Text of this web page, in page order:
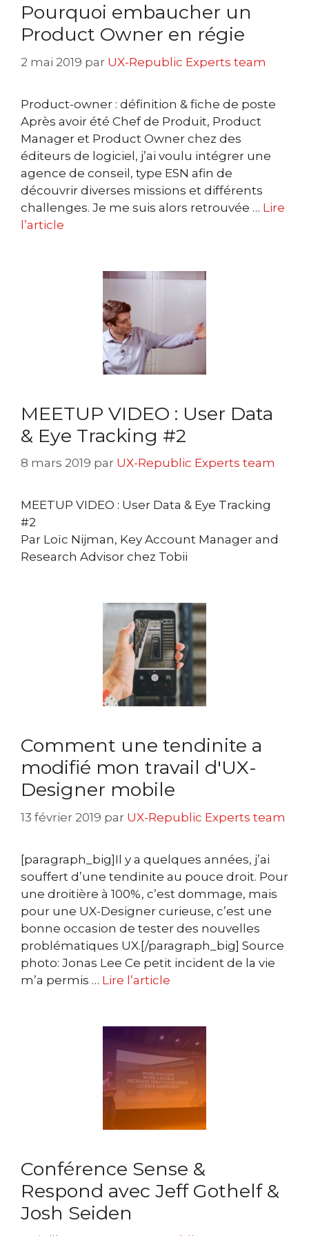
Pourquoi embaucher un
Product Owner en régie
2 mai 2019 par UX-Republic Experts team
Product-owner : définition & fiche de poste
Après avoir été Chef de Produit, Product
Manager et Product Owner chez des
éditeurs de logiciel, j’ai voulu intégrer une
agence de conseil, type ESN afin de
découvrir diverses missions et différents
challenges. Je me suis alors retrouvée … Lire
l’article
MEETUP VIDEO : User Data
& Eye Tracking #2
8 mars 2019 par UX-Republic Experts team
MEETUP VIDEO : User Data & Eye Tracking
#2
Par Loïc Nijman, Key Account Manager and
Research Advisor chez Tobii
Comment une tendinite a
modifié mon travail d'UX-
Designer mobile
13 février 2019 par UX-Republic Experts team
[paragraph_big]Il y a quelques années, j’ai
souffert d’une tendinite au pouce droit. Pour
une droitière à 100%, c’est dommage, mais
pour une UX-Designer curieuse, c’est une
bonne occasion de tester des nouvelles
problématiques UX.[/paragraph_big] Source
photo: Jonas Lee Ce petit incident de la vie
m’a permis … Lire l’article
Conférence Sense &
Respond avec Jeff Gothelf &
Josh Seiden